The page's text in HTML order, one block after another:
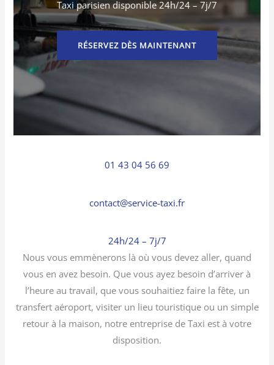
Taxi parisien disponible 24h/24 – 7j/7
RÉSERVEZ DÈS MAINTENANT
01 43 04 56 69
contact@service-taxi.fr
24h/24 – 7j/7
Nous vous emmènerons là où vous devez aller, quand
vous en avez besoin. Que vous ayez besoin d’arriver à
l’heure au travail, que vous souhaitiez faire la fête, un
transfert aéroport, visiter un lieu touristique ou un simple
retour à la maison, notre entreprise de Taxi est à votre
disposition.